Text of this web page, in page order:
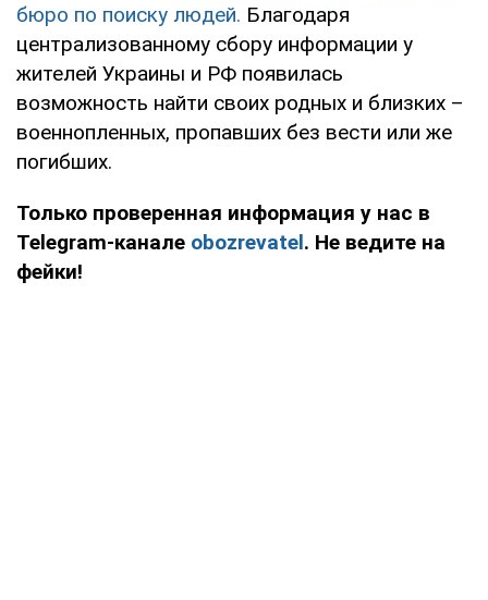
бюро по поиску людей. Благодаря
централизованному сбору информации у
жителей Украины и РФ появилась
возможность найти своих родных и близких –
военнопленных, пропавших без вести или же
погибших.
Только проверенная информация у нас в
Telegram-канале obozrevatel. Не ведите на
фейки!